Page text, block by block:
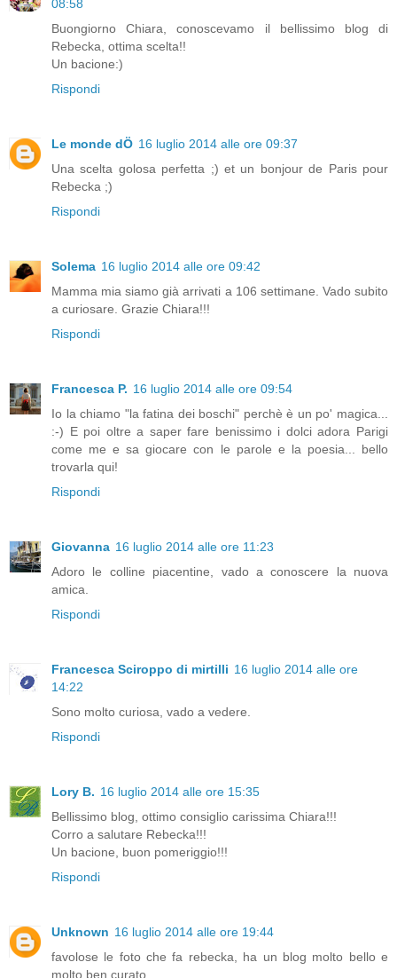
08:58
Buongiorno Chiara, conoscevamo il bellissimo blog di
Rebecka, ottima scelta!!
Un bacione:)
Rispondi
Le monde dÖ 16 luglio 2014 alle ore 09:37
Una scelta golosa perfetta ;) et un bonjour de Paris pour
Rebecka ;)
Rispondi
Solema 16 luglio 2014 alle ore 09:42
Mamma mia siamo già arrivati a 106 settimane. Vado subito
a curiosare. Grazie Chiara!!!
Rispondi
Francesca P. 16 luglio 2014 alle ore 09:54
Io la chiamo "la fatina dei boschi" perchè è un po' magica...
:-) E poi oltre a saper fare benissimo i dolci adora Parigi
come me e sa giocare con le parole e la poesia... bello
trovarla qui!
Rispondi
Giovanna 16 luglio 2014 alle ore 11:23
Adoro le colline piacentine, vado a conoscere la nuova
amica.
Rispondi
Francesca Sciroppo di mirtilli 16 luglio 2014 alle ore
14:22
Sono molto curiosa, vado a vedere.
Rispondi
Lory B. 16 luglio 2014 alle ore 15:35
Bellissimo blog, ottimo consiglio carissima Chiara!!!
Corro a salutare Rebecka!!!
Un bacione, buon pomeriggio!!!
Rispondi
Unknown 16 luglio 2014 alle ore 19:44
favolose le foto che fa rebecka, ha un blog molto bello e
molto ben curato